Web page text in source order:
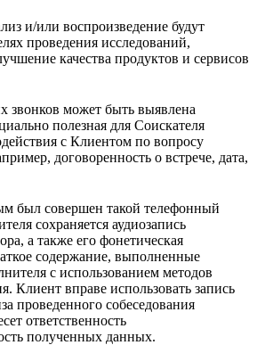
и/или воспроизведение будут
проведения исследований,
качества продуктов и сервисов
звонков может быть выявлена
полезная для Соискателя
с Клиентом по вопросу
договоренность о встрече, дата,
был совершен такой телефонный
сохраняется аудиозапись
а также его фонетическая
содержание, выполненные
с использованием методов
Клиент вправе использовать запись
проведенного собеседования
ответственность
полученных данных.